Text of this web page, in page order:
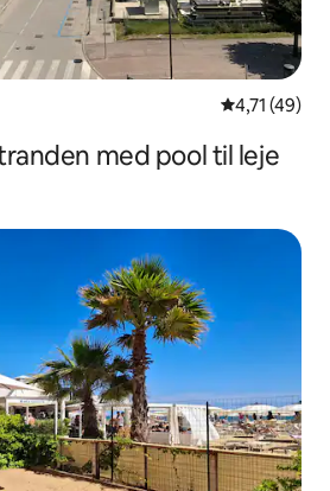
4,71 ud af 5
4,71 (49)
med pool til leje